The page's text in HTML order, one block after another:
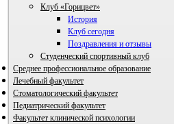
ВИА "Полигон"
Клуб «Горицвет»
История
Клуб сегодня
Поздравления и отзывы
Студенческий спортивный клуб
Среднее профессиональное образование
Лечебный факультет
Стоматологический факультет
Педиатрический факультет
Факультет клинической психологии